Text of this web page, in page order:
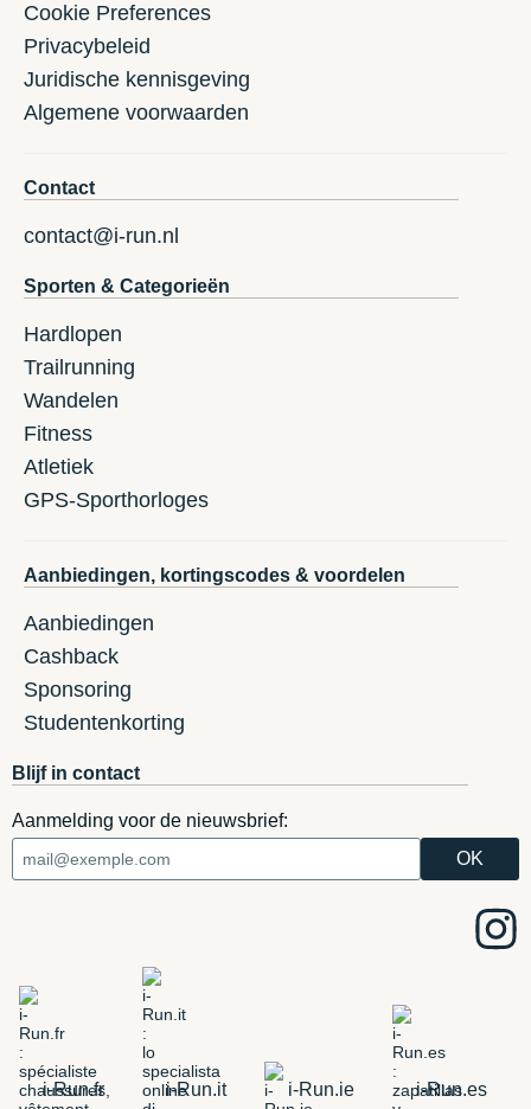
Cookie Preferences
Privacybeleid
Juridische kennisgeving
Algemene voorwaarden
Contact
contact@i-run.nl
Sporten & Categorieën
Hardlopen
Trailrunning
Wandelen
Fitness
Atletiek
GPS-Sporthorloges
Aanbiedingen, kortingscodes & voordelen
Aanbiedingen
Cashback
Sponsoring
Studentenkorting
Blijf in contact
Aanmelding voor de nieuwsbrief:
i-Run.fr i-Run.it i-Run.ie i-Run.es